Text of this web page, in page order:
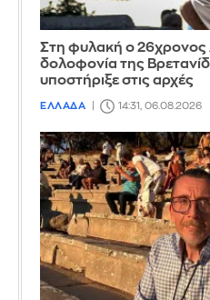
Στη φυλακή ο 26χρονος
δολοφονία της
υποστήριξε στις αρχές
ΕΛΛΑΔΑ 14:31, 06.08.2026